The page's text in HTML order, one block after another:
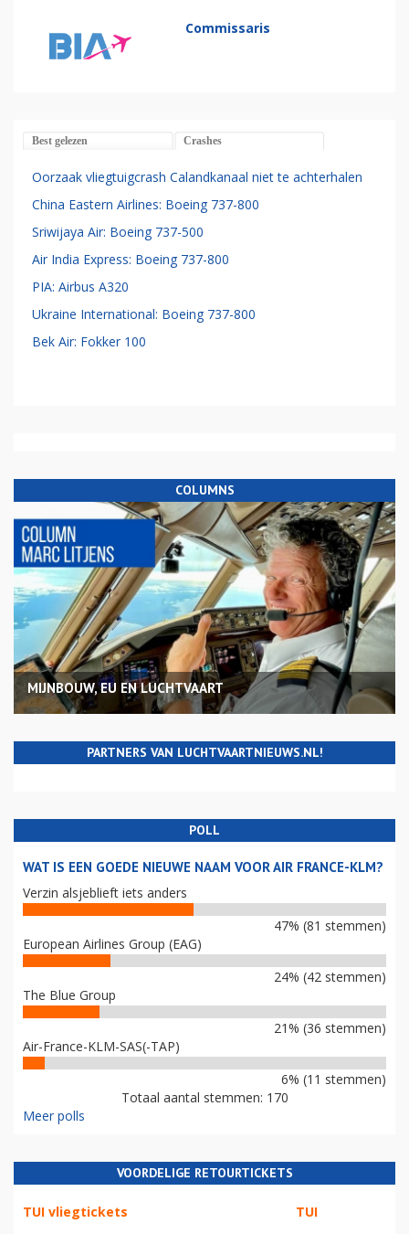
Commissaris
Best gelezen Crashes
Oorzaak vliegtuigcrash Calandkanaal niet te achterhalen
China Eastern Airlines: Boeing 737-800
Sriwijaya Air: Boeing 737-500
Air India Express: Boeing 737-800
PIA: Airbus A320
Ukraine International: Boeing 737-800
Bek Air: Fokker 100
COLUMNS
MIJNBOUW, EU EN LUCHTVAART
PARTNERS VAN LUCHTVAARTNIEUWS.NL!
POLL
WAT IS EEN GOEDE NIEUWE NAAM VOOR AIR FRANCE-KLM?
Verzin alsjeblieft iets anders
47% (81 stemmen)
European Airlines Group (EAG)
24% (42 stemmen)
The Blue Group
21% (36 stemmen)
Air-France-KLM-SAS(-TAP)
6% (11 stemmen)
Totaal aantal stemmen: 170
Meer polls
VOORDELIGE RETOURTICKETS
TUI vliegtickets TUI